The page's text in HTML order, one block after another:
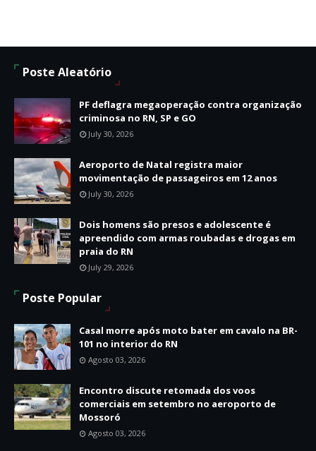
Poste Aleatório
PF deflagra megaoperação contra organização
criminosa no RN, SP e GO
July 30, 2026
Aeroporto de Natal registra maior
movimentação de passageiros em 12 anos
July 30, 2026
Dois homens são presos e adolescente é
apreendido com armas roubadas e drogas em
praia do RN
July 29, 2026
Poste Popular
Casal morre após moto bater em cavalo na BR-
101 no interior do RN
Agosto 03, 2026
Encontro discute retomada dos voos
comerciais em setembro no aeroporto de
Mossoró
Agosto 03, 2026